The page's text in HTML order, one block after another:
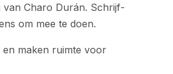
van Charo Durán. Schrijf-
om mee te doen.
maken ruimte voor